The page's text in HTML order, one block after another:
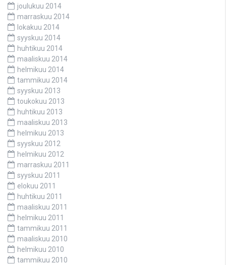
joulukuu 2014
marraskuu 2014
lokakuu 2014
syyskuu 2014
huhtikuu 2014
maaliskuu 2014
helmikuu 2014
tammikuu 2014
syyskuu 2013
toukokuu 2013
huhtikuu 2013
maaliskuu 2013
helmikuu 2013
syyskuu 2012
helmikuu 2012
marraskuu 2011
syyskuu 2011
elokuu 2011
huhtikuu 2011
maaliskuu 2011
helmikuu 2011
tammikuu 2011
maaliskuu 2010
helmikuu 2010
tammikuu 2010